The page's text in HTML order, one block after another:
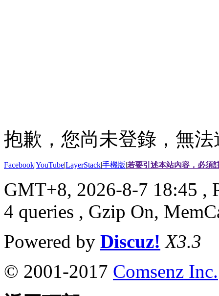
抱歉，您尚未登錄，無
Facebook|YouTube|LayerStack|手機版|若要引述本站內容，必須
GMT+8, 2026-8-7 18:45 ,
4 queries , Gzip On,
Powered by Discuz! X3.3
© 2001-2017 Comsenz Inc.